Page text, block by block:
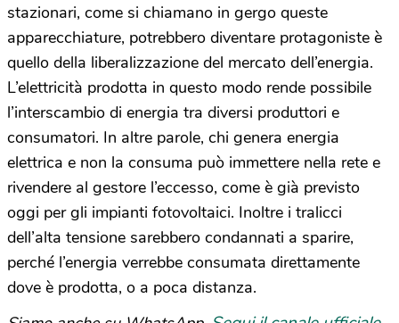
stazionari, come si chiamano in gergo queste
apparecchiature, potrebbero diventare protagoniste è
quello della liberalizzazione del mercato dell’energia.
L’elettricità prodotta in questo modo rende possibile
l’interscambio di energia tra diversi produttori e
consumatori. In altre parole, chi genera energia
elettrica e non la consuma può immettere nella rete e
rivendere al gestore l’eccesso, come è già previsto
oggi per gli impianti fotovoltaici. Inoltre i tralicci
dell’alta tensione sarebbero condannati a sparire,
perché l’energia verrebbe consumata direttamente
dove è prodotta, o a poca distanza.